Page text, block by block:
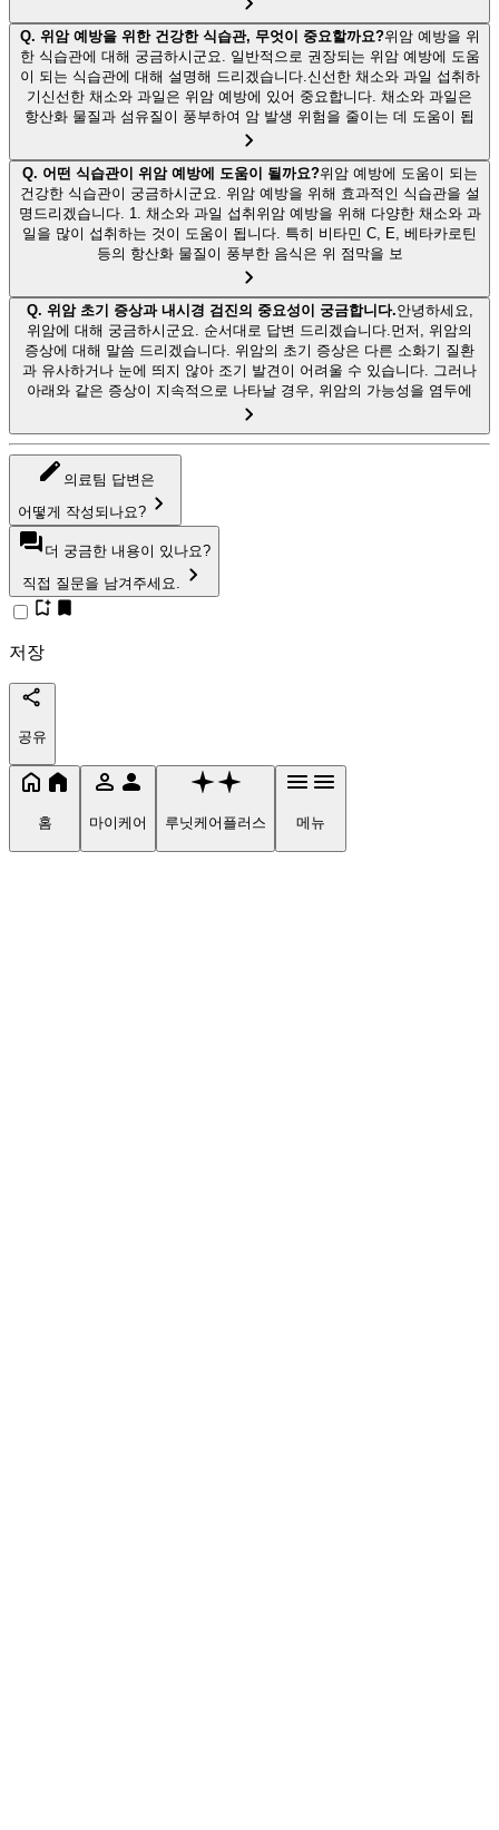
Q. 위암 예방을 위한 건강한 식습관, 무엇이 중요할까요?위암 예방을 위
한 식습관에 대해 궁금하시군요. 일반적으로 권장되는 위암 예방에 도움
이 되는 식습관에 대해 설명해 드리겠습니다.신선한 채소와 과일 섭취하
기신선한 채소와 과일은 위암 예방에 있어 중요합니다. 채소와 과일은
항산화 물질과 섬유질이 풍부하여 암 발생 위험을 줄이는 데 도움이 됩
Q. 어떤 식습관이 위암 예방에 도움이 될까요?위암 예방에 도움이 되는
건강한 식습관이 궁금하시군요. 위암 예방을 위해 효과적인 식습관을 설
명드리겠습니다. 1. 채소와 과일 섭취위암 예방을 위해 다양한 채소와 과
일을 많이 섭취하는 것이 도움이 됩니다. 특히 비타민 C, E, 베타카로틴
등의 항산화 물질이 풍부한 음식은 위 점막을 보
Q. 위암 초기 증상과 내시경 검진의 중요성이 궁금합니다.안녕하세요,
위암에 대해 궁금하시군요. 순서대로 답변 드리겠습니다.먼저, 위암의
증상에 대해 말씀 드리겠습니다. 위암의 초기 증상은 다른 소화기 질환
과 유사하거나 눈에 띄지 않아 조기 발견이 어려울 수 있습니다. 그러나
아래와 같은 증상이 지속적으로 나타날 경우, 위암의 가능성을 염두에
의료팀 답변은
어떻게 작성되나요?
더 궁금한 내용이 있나요?
직접 질문을 남겨주세요.
저장
공유
홈 마이케어 루닛케어플러스 메뉴